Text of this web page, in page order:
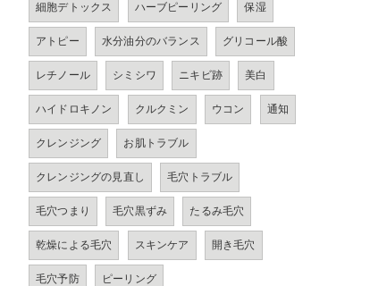
細胞デトックス ハーブピーリング 保湿
アトピー 水分油分のバランス グリコール酸
レチノール シミシワ ニキビ跡 美白
ハイドロキノン クルクミン ウコン 通知
クレンジング お肌トラブル
クレンジングの見直し 毛穴トラブル
毛穴つまり 毛穴黒ずみ たるみ毛穴
乾燥による毛穴 スキンケア 開き毛穴
毛穴予防 ピーリング